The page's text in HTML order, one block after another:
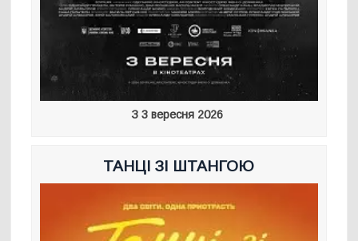
З 3 вересня 2026
ТАНЦІ ЗІ ШТАНГОЮ